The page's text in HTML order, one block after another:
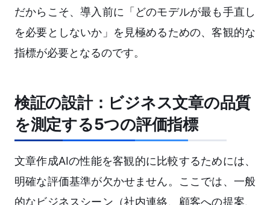
だからこそ、導入前に「どのモデルが最も手直し
を必要としないか」を見極めるための、客観的な
指標が必要となるのです。
検証の設計：ビジネス文章の品質
を測定する5つの評価指標
文章作成AIの性能を客観的に比較するためには、
明確な評価基準が欠かせません。ここでは、一般
的なビジネスシーン（社内連絡、顧客への提案、